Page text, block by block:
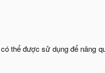
thể được sử dụng để nâng